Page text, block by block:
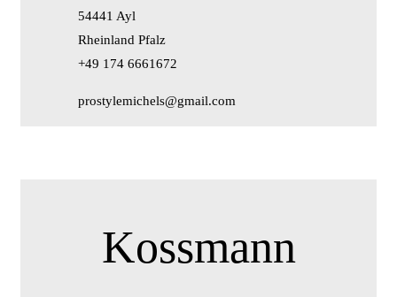
54441 Ayl
Rheinland Pfalz
+49 174 6661672
prostylemichels@gmail.com
Kossmann